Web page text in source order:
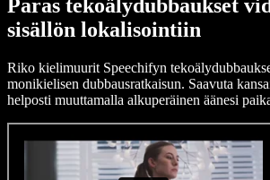
Paras tekoälydubbaukset
sisällön lokalisointiin
Riko kielimuurit Speechifyn
monikielisen dubbausratkaisun. Saavuta
helposti muuttamalla alkuperäinen äänesi